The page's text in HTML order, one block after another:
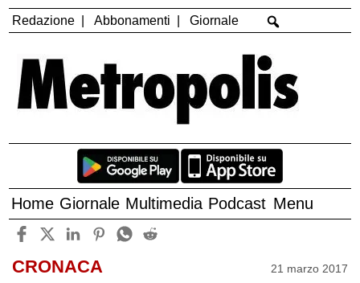
Redazione Abbonamenti Giornale
Home Giornale Multimedia Podcast Menu
CRONACA 21 marzo 2017